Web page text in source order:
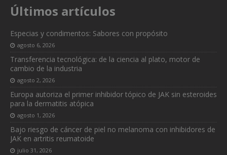
Últimos artículos
Especias y condimentos: Sabores con propósito
agosto 6, 2026
Transferencia tecnológica: de la ciencia al plato, motor de
cambio de la industria
agosto 2, 2026
Europa autoriza el primer inhibidor tópico de JAK sin esteroides
para la dermatitis atópica
agosto 1, 2026
Bajo riesgo de cáncer de piel no melanoma con inhibidores de
JAK en artritis reumatoide
julio 31, 2026